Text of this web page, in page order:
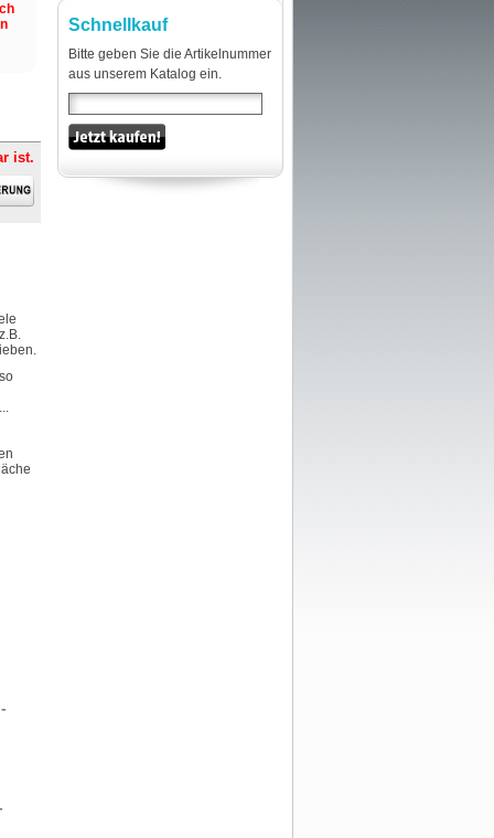
ist.
Schnellkauf
Bitte geben Sie die Artikelnummer
aus unserem Katalog ein.